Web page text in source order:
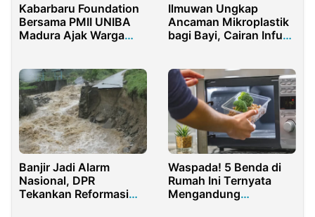
Kabarbaru Foundation
Bersama PMII UNIBA
Madura Ajak Warga
Ilmuwan Ungkap
Ancaman Mikroplastik
bagi Bayi, Cairan Infus
Banjir Jadi Alarm
Nasional, DPR
Tekankan Reformasi
Waspada! 5 Benda di
Rumah Ini Ternyata
Mengandung